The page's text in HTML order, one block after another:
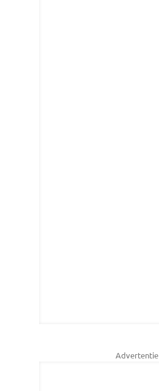
Advertentie